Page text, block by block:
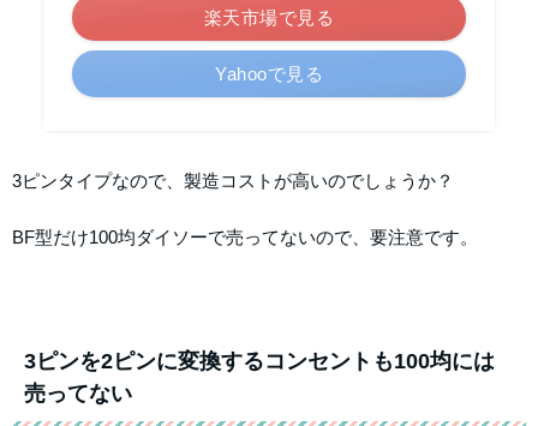
楽天市場で見る
Yahooで見る
3ピンタイプなので、製造コストが高いのでしょうか？
BF型だけ100均ダイソーで売ってないので、要注意です。
3ピンを2ピンに変換するコンセントも100均には
売ってない